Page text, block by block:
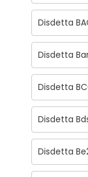
Disdetta
Disdetta
Disdetta
Disdetta
Disdetta